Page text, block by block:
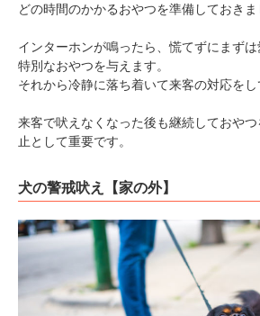
どの時間のかかるおやつを準備しておきま
インターホンが鳴ったら、慌てずにまず
特別なおやつを与えます。
それから冷静に落ち着いて来客の対応をし
来客で吠えなくなった後も継続しておや
止として重要です。
犬の警戒吠え【家の外】
PECOアプリをダウンロード済
アプリで開く